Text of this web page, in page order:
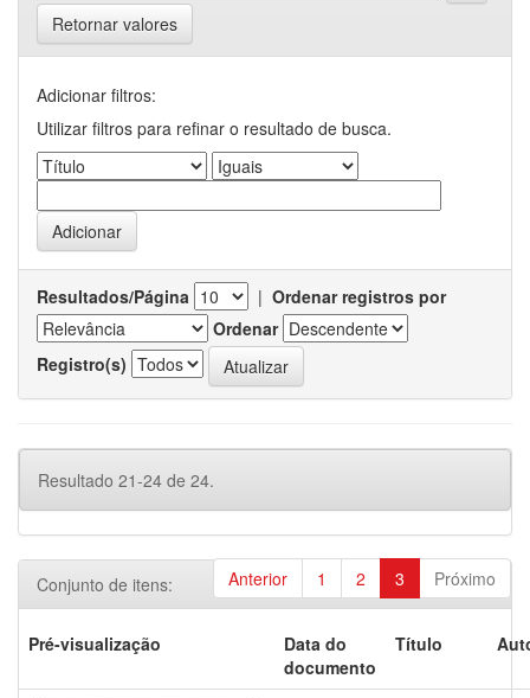
Retornar valores
Adicionar filtros:
Utilizar filtros para refinar o resultado de busca.
Resultados/Página | Ordenar registros por
Ordenar
Registro(s)
Resultado 21-24 de 24.
Anterior 1 2 3 Próximo
Conjunto de itens:
Pré-visualização
Data do
documento
Título